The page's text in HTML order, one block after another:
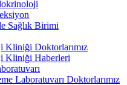
Sağlık Birimi
Kliniği Doktorlarımız
Kliniği Haberleri
Laboratuvarı Doktorlarımız